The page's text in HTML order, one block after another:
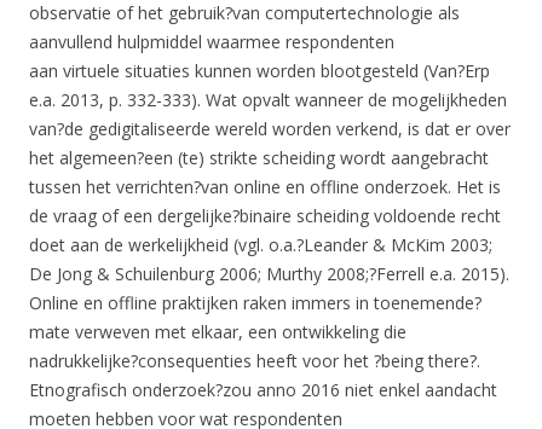
observatie of het gebruik?van computertechnologie als
aanvullend hulpmiddel waarmee respondenten
aan virtuele situaties kunnen worden blootgesteld (Van?Erp
e.a. 2013, p. 332-333). Wat opvalt wanneer de mogelijkheden
van?de gedigitaliseerde wereld worden verkend, is dat er over
het algemeen?een (te) strikte scheiding wordt aangebracht
tussen het verrichten?van online en offline onderzoek. Het is
de vraag of een dergelijke?binaire scheiding voldoende recht
doet aan de werkelijkheid (vgl. o.a.?Leander & McKim 2003;
De Jong & Schuilenburg 2006; Murthy 2008;?Ferrell e.a. 2015).
Online en offline praktijken raken immers in toenemende?
mate verweven met elkaar, een ontwikkeling die
nadrukkelijke?consequenties heeft voor het ?being there?.
Etnografisch onderzoek?zou anno 2016 niet enkel aandacht
moeten hebben voor wat respondenten